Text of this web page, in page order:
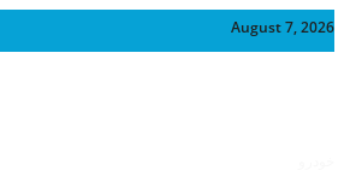
August 7, 2026